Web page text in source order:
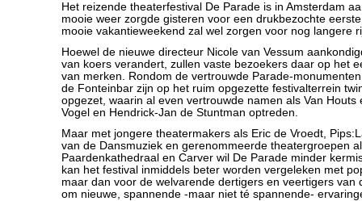
Het reizende theaterfestival De Parade is in Amsterdam
mooie weer zorgde gisteren voor een drukbezochte
mooie vakantieweekend zal wel zorgen voor nog langere
Hoewel de nieuwe directeur Nicole van Vessum
van koers verandert, zullen vaste bezoekers daar op het
van merken. Rondom de vertrouwde Parade-
de Fonteinbar zijn op het ruim opgezette festivalterrein
opgezet, waarin al even vertrouwde namen als Van Houts
Vogel en Hendrick-Jan de Stuntman optreden.
Maar met jongere theatermakers als Eric de Vroedt,
van de Dansmuziek en gerenommeerde theatergroepen
Paardenkathedraal en Carver wil De Parade minder
kan het festival inmiddels beter worden vergeleken met
maar dan voor de welvarende dertigers en veertigers van
om nieuwe, spannende -maar niet té spannende-